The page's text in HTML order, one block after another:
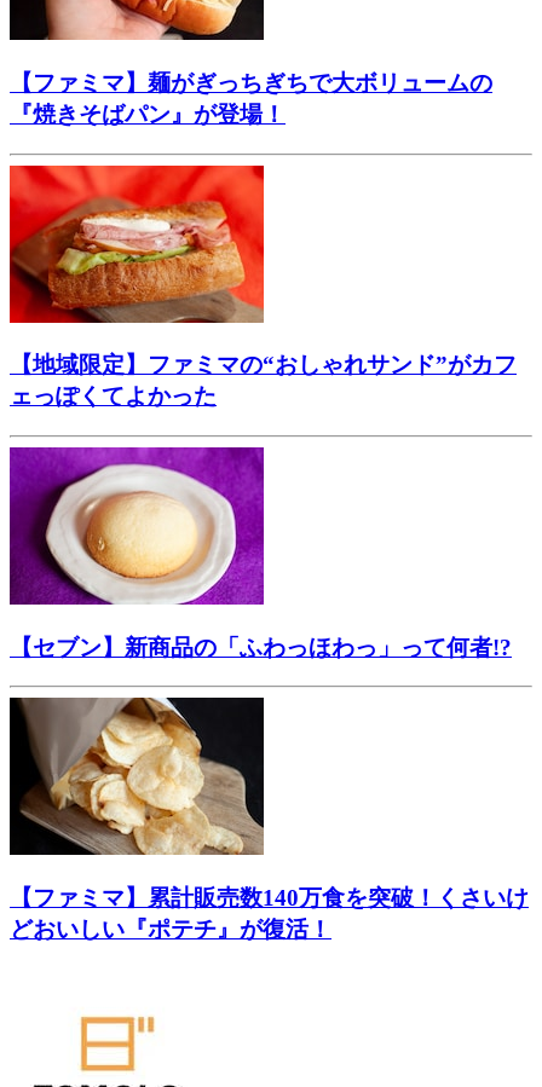
【ファミマ】麺がぎっちぎちで大ボリュームの
『焼きそばパン』が登場！
【地域限定】ファミマの“おしゃれサンド”がカフ
ェっぽくてよかった
【セブン】新商品の「ふわっほわっ」って何者!?
【ファミマ】累計販売数140万食を突破！くさいけ
どおいしい『ポテチ』が復活！